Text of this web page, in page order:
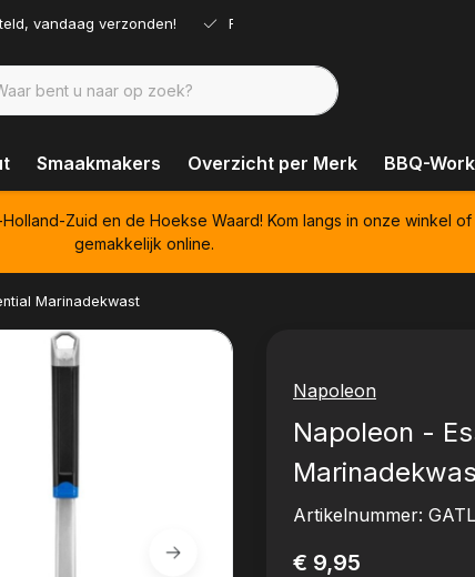
vandaag verzonden! Ruim assortiment!
Smaakmakers Overzicht per Merk BBQ-
Zuid en de Hoekse Waard! Kom langs in onze winkel
gemakkelijk online.
Marinadekwast
Napoleon
Napoleon -
Artikelnummer:
€ 9,95